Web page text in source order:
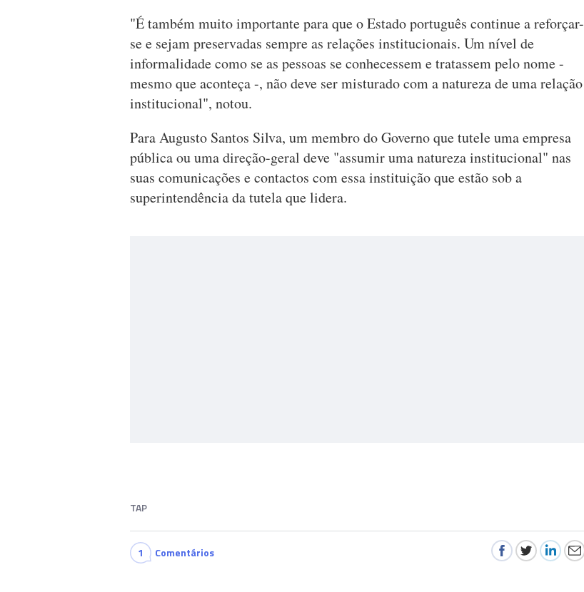
"É também muito importante para que o Estado português continue a reforçar-
se e sejam preservadas sempre as relações institucionais. Um nível de
informalidade como se as pessoas se conhecessem e tratassem pelo nome -
mesmo que aconteça -, não deve ser misturado com a natureza de uma relação
institucional", notou.
Para Augusto Santos Silva, um membro do Governo que tutele uma empresa
pública ou uma direção-geral deve "assumir uma natureza institucional" nas
suas comunicações e contactos com essa instituição que estão sob a
superintendência da tutela que lidera.
TAP
1 Comentários